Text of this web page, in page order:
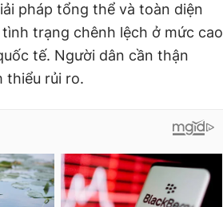
pháp tổng thể và toàn diện
trạng chênh lệch ở mức cao
tế. Người dân cần thận
thiểu rủi ro.